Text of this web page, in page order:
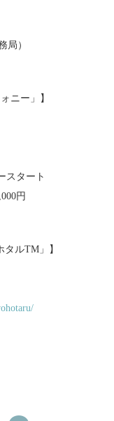
局）
ニー」】
スタート
円
タルTM」】